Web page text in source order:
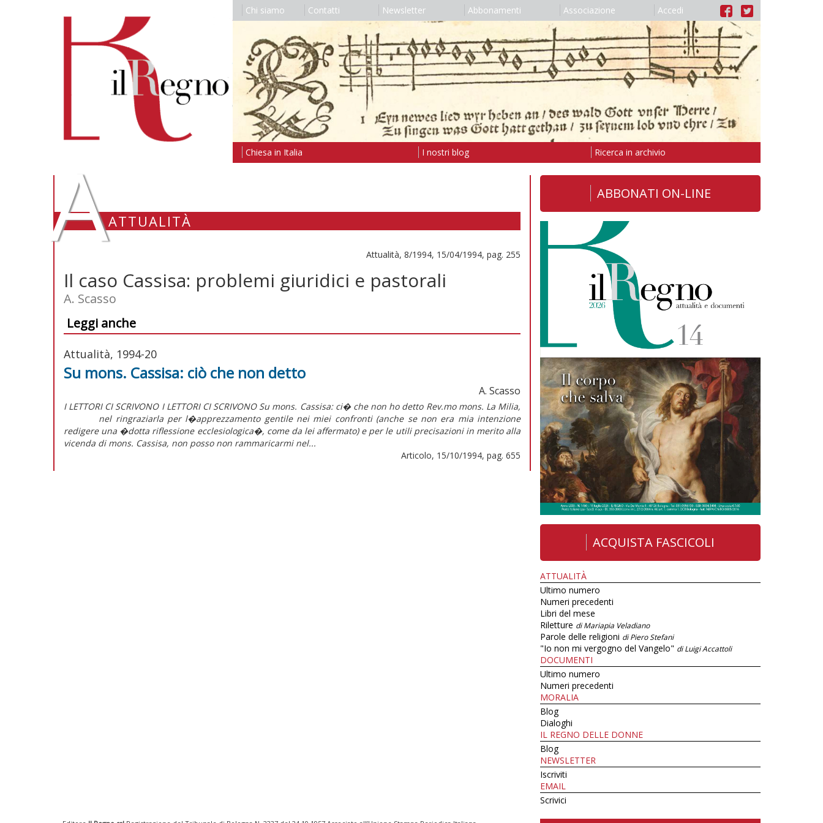
Chi siamo Contatti Newsletter Abbonamenti Associazione Accedi
Chiesa in Italia I nostri blog Ricerca in archivio
AATTUALITÀ
Attualità, 8/1994, 15/04/1994, pag. 255
Il caso Cassisa: problemi giuridici e pastorali
A. Scasso
Leggi anche
Attualità, 1994-20
Su mons. Cassisa: ciò che non detto
A. Scasso
I LETTORI CI SCRIVONO I LETTORI CI SCRIVONO Su mons. Cassisa: ci� che non ho detto Rev.mo mons. La Milia,
nel ringraziarla per l�apprezzamento gentile nei miei confronti (anche se non era mia intenzione
redigere una �dotta riflessione ecclesiologica�, come da lei affermato) e per le utili precisazioni in merito alla
vicenda di mons. Cassisa, non posso non rammaricarmi nel...
Articolo, 15/10/1994, pag. 655
ABBONATI ON-LINE
ACQUISTA FASCICOLI
ATTUALITÀ
Ultimo numero
Numeri precedenti
Libri del mese
Riletture di Mariapia Veladiano
Parole delle religioni di Piero Stefani
"Io non mi vergogno del Vangelo" di Luigi Accattoli
DOCUMENTI
Ultimo numero
Numeri precedenti
MORALIA
Blog
Dialoghi
IL REGNO DELLE DONNE
Blog
NEWSLETTER
Iscriviti
EMAIL
Scrivici